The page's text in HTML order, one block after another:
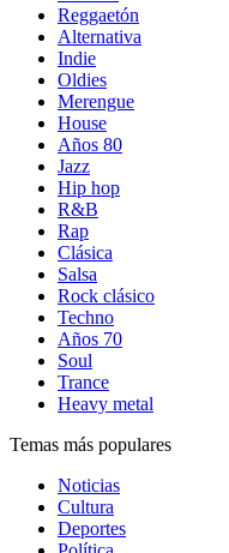
Reggaetón
Alternativa
Indie
Oldies
Merengue
House
Años 80
Jazz
Hip hop
R&B
Rap
Clásica
Salsa
Rock clásico
Techno
Años 70
Soul
Trance
Heavy metal
Temas más populares
Noticias
Cultura
Deportes